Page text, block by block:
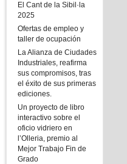
El Cant de la Sibil·la
2025
Ofertas de empleo y
taller de ocupación
La Alianza de Ciudades
Industriales, reafirma
sus compromisos, tras
el éxito de sus primeras
ediciones.
Un proyecto de libro
interactivo sobre el
oficio vidriero en
l’Olleria, premio al
Mejor Trabajo Fin de
Grado